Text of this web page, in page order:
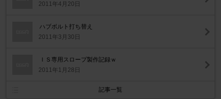
2011年4月20日
ハブボルト打ち替え
2011年3月30日
ＩＳ専用スロープ製作記録ｗ
2011年1月28日
記事一覧